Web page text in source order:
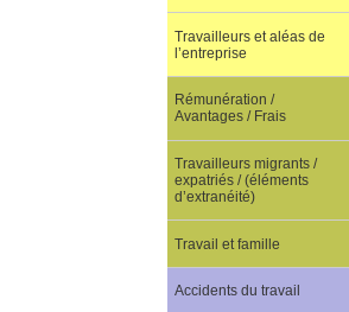
Travailleurs et aléas de
l’entreprise
Rémunération /
Avantages / Frais
Travailleurs migrants /
expatriés / (éléments
d’extranéité)
Travail et famille
Accidents du travail